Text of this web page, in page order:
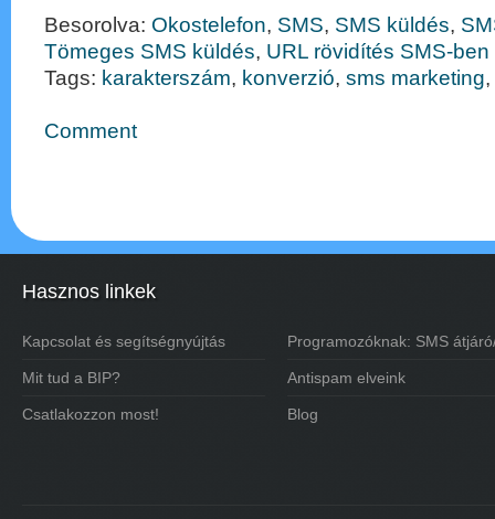
Besorolva: Okostelefon, SMS, SMS küldés,
Tömeges SMS küldés, URL rövidítés SMS-ben
Tags: karakterszám, konverzió, sms marketing,
Comment
Hasznos linkek
Kapcsolat és segítségnyújtás
Mit tud a BIP?
Csatlakozzon most!
Programozóknak: SMS
Antispam elveink
Blog